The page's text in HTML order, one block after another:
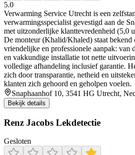
5.0
Verwarming Service Utrecht is een
verwarmingsspecialist gevestigd aan de
met uitzonderlijke klanttevredenheid (5,0
De monteur (Khalid/Khaled) staat bekend
vriendelijke en professionele aanpak: van
en vakkundige installatie tot nette
volledige afhandeling inclusief garantie.
zich door transparantie, netheid en
klanten zich gehoord en geholpen voelen.
Snaphaanhof 10, 3541 HG Utrecht,
Bekijk details
Renz Jacobs Lekdetectie
Gesloten